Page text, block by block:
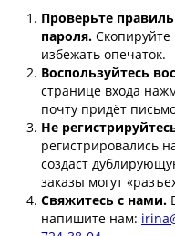
Проверьте
пароля. Скопируйте
избежать опечаток.
Воспользуйтесь
странице входа
почту придёт
Не
регистрировались
создаст
заказы могут
Свяжитесь с нами.
напишите нам: